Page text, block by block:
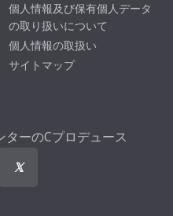
個人情報及び保有個人データ
の取り扱いについて
個人情報の取扱い
サイトマップ
ーのCプロデュース